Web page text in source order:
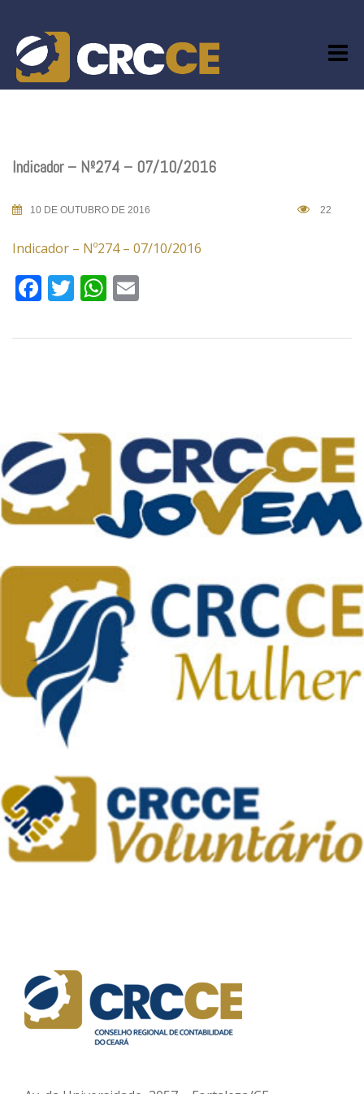
content
Indicador – Nº274 – 07/10/2016
10 DE OUTUBRO DE 2016 22
Indicador – Nº274 – 07/10/2016
Facebook
TwitterWhatsApp